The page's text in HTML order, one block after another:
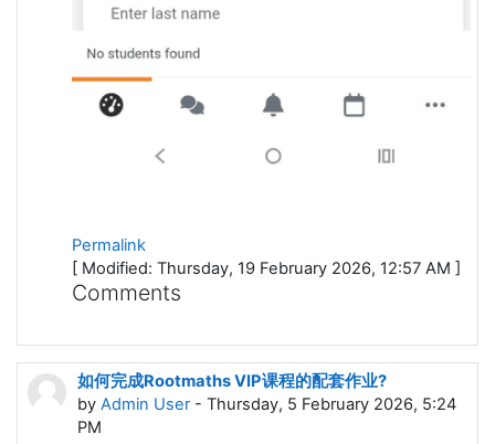
Permalink
[ Modified: Thursday, 19 February 2026, 12:57 AM ]
Comments
如何完成Rootmaths VIP课程的配套作业?
by Admin User- Thursday, 5 February 2026, 5:24
PM